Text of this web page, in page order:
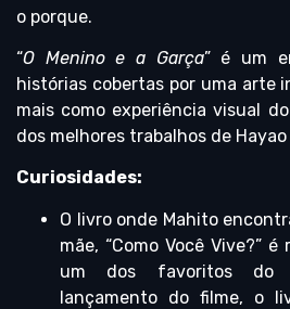
o porque.
“O Menino e a Garça” é um
histórias cobertas por uma arte
mais como experiência visual
dos melhores trabalhos de Hayao
Curiosidades:
O livro onde Mahito
mãe, “Como Você Vive?”
um dos favoritos do
lançamento do filme, o